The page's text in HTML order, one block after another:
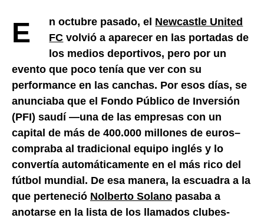
En octubre pasado, el Newcastle United
FC volvió a aparecer en las portadas de
los medios deportivos, pero por un
evento que poco tenía que ver con su
performance en las canchas. Por esos días, se
anunciaba que el Fondo Público de Inversión
(PFI) saudí —una de las empresas con un
capital de más de 400.000 millones de euros–
compraba al tradicional equipo inglés y lo
convertía automáticamente en el más rico del
fútbol mundial. De esa manera, la escuadra a la
que perteneció Nolberto Solano pasaba a
anotarse en la lista de los llamados clubes-